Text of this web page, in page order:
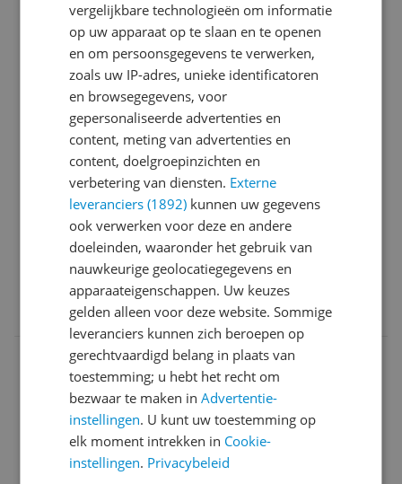
Grote plaat met meerdere opties.
Reviewscore 9.0
Fijne plaat met een goede optie voor een
braadslede. Ook prettig dat je de pit kan aanpassen
aan de grote van de pan. Temperatuurregeling
werkt ook goed.
Pluspunten
braadslee optie
grotere pit aanpassen
Minpunten
aan/uit knop hard moeten indrukken
0 reactiesReageer
Happy Cooker 31-12-2016
Algemene score
Goede keuze, goede
prijs/kwaliteitsverhouding
9.0
vergelijkbare technologieën om informatie
op uw apparaat op te slaan en te openen
en om persoonsgegevens te verwerken,
zoals uw IP-adres, unieke identificatoren
en browsegegevens, voor
gepersonaliseerde advertenties en
content, meting van advertenties en
content, doelgroepinzichten en
verbetering van diensten. Externe
leveranciers (1892) kunnen uw gegevens
ook verwerken voor deze en andere
doeleinden, waaronder het gebruik van
nauwkeurige geolocatiegegevens en
apparaateigenschappen. Uw keuzes
gelden alleen voor deze website. Sommige
leveranciers kunnen zich beroepen op
gerechtvaardigd belang in plaats van
toestemming; u hebt het recht om
bezwaar te maken inAdvertentie-
instellingen. U kunt uw toestemming op
elk moment intrekken in Cookie-
instellingen. Privacybeleid